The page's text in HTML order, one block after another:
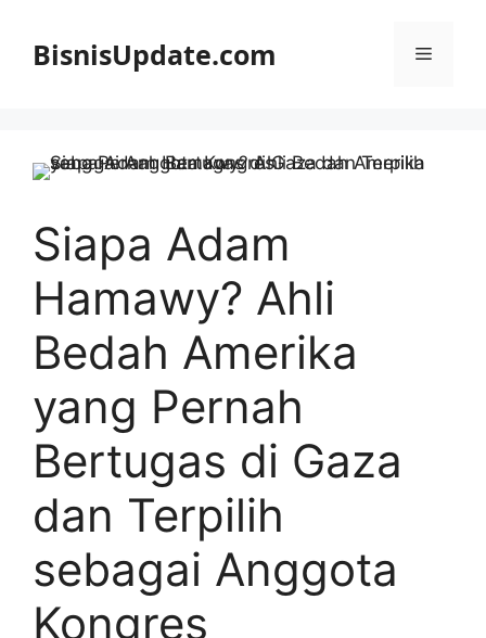
BisnisUpdate.com Menu
Siapa Adam
Hamawy? Ahli
Bedah Amerika
yang Pernah
Bertugas di Gaza
dan Terpilih
sebagai Anggota
Kongres